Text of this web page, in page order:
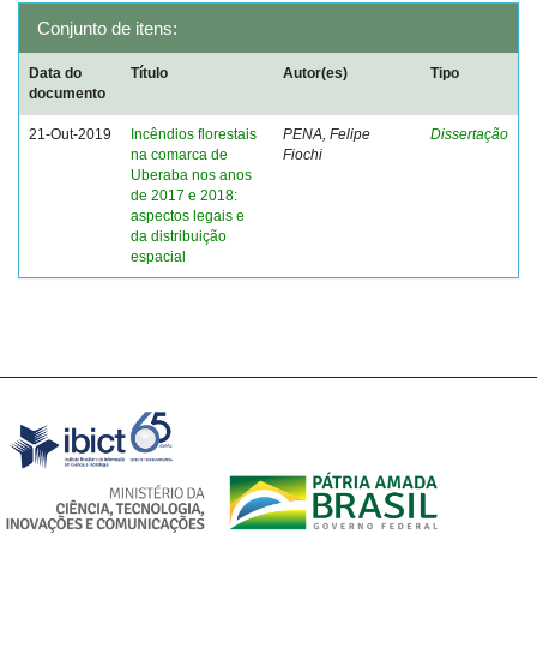
Conjunto de itens:
Data do
documento
Título Autor(es) Tipo
21-Out-2019
Incêndios florestais
na comarca de
Uberaba nos anos
de 2017 e 2018:
aspectos legais e
da distribuição
espacial
PENA, Felipe
Fiochi
Dissertação